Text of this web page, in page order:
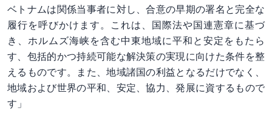
ベトナムは関係当事者に対し、合意の早期の署名と完全な
履行を呼びかけます。これは、国際法や国連憲章に基づ
き、ホルムズ海峡を含む中東地域に平和と安定をもたら
す、包括的かつ持続可能な解決策の実現に向けた条件を整
えるものです。また、地域諸国の利益となるだけでなく、
地域および世界の平和、安定、協力、発展に資するもので
す」